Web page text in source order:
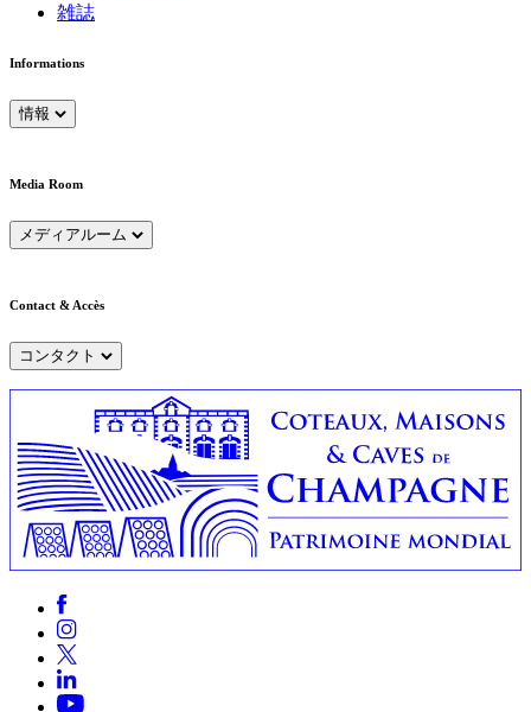
雑誌
Informations
情報
Media Room
メディアルーム
Contact & Accès
コンタクト